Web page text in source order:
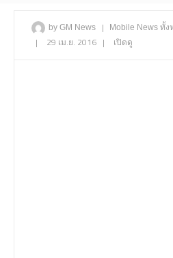
by GM News | Mobile News ทั้ง
| 29 เม.ย. 2016 | เปิดดู